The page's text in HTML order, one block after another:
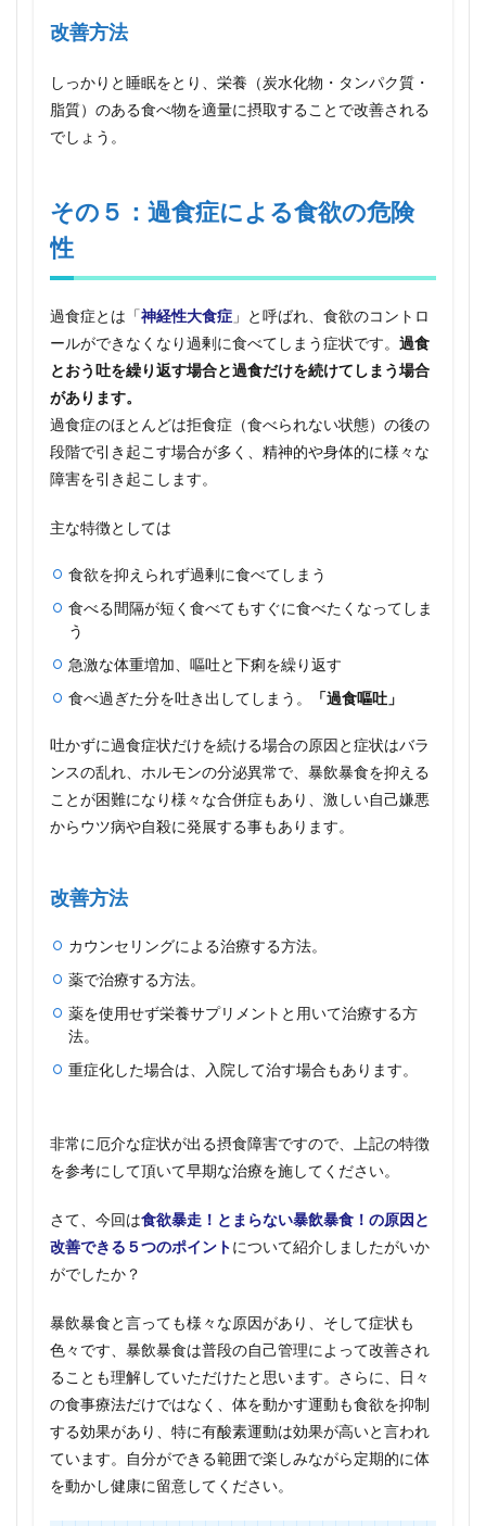
改善方法
しっかりと睡眠をとり、栄養（炭水化物・タンパク質・
脂質）のある食べ物を適量に摂取することで改善される
でしょう。
その５：過食症による食欲の危険
性
過食症とは「神経性大食症 」と呼ばれ、食欲のコントロ
ールができなくなり過剰に食べてしまう症状です。 過食
とおう吐を繰り返す場合と過食だけを続けてしまう場合
があります。
過食症のほとんどは拒食症（食べられない状態）の後の
段階で引き起こす場合が多く、精神的や身体的に様々な
障害を引き起こします。
主な特徴としては
食欲を抑えられず過剰に食べてしまう
食べる間隔が短く食べてもすぐに食べたくなってしま
う
急激な体重増加、嘔吐と下痢を繰り返す
食べ過ぎた分を吐き出してしまう。
「過食嘔吐」
吐かずに過食症状だけを続ける場合の原因と症状はバラ
ンスの乱れ、ホルモンの分泌異常で、暴飲暴食を抑える
ことが困難になり様々な合併症もあり、激しい自己嫌悪
からウツ病や自殺に発展する事もあります。
改善方法
カウンセリングによる治療する方法。
薬で治療する方法。
薬を使用せず栄養サプリメントと用いて治療する方
法。
重症化した場合は、入院して治す場合もあります。
非常に厄介な症状が出る摂食障害ですので、上記の特徴
を参考にして頂いて早期な治療を施してください。
さて、今回は食欲暴走！とまらない暴飲暴食！の原因と
改善できる５つのポイントについて紹介しましたがいか
がでしたか？
暴飲暴食と言っても様々な原因があり、そして症状も
色々です、暴飲暴食は普段の自己管理によって改善され
ることも理解していただけたと思います。さらに、日々
の食事療法だけではなく、体を動かす運動も食欲を抑制
する効果があり、特に有酸素運動は効果が高いと言われ
ています。自分ができる範囲で楽しみながら定期的に体
を動かし健康に留意してください。